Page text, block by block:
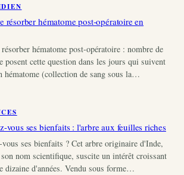
résorber hématome post-opératoire en
hématome post-opératoire : nombre de
posent cette question dans les jours qui suivent
hématome (collection de sang sous la…
vous ses bienfaits : l'arbre aux feuilles riches
ses bienfaits ? Cet arbre originaire d'Inde,
nom scientifique, suscite un intérêt croissant
dizaine d'années. Vendu sous forme…